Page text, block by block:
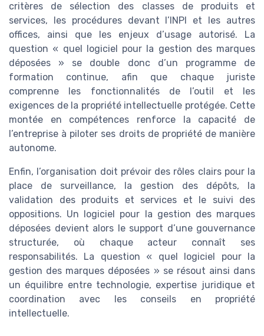
critères de sélection des classes de produits et
services, les procédures devant l’INPI et les autres
offices, ainsi que les enjeux d’usage autorisé. La
question « quel logiciel pour la gestion des marques
déposées » se double donc d’un programme de
formation continue, afin que chaque juriste
comprenne les fonctionnalités de l’outil et les
exigences de la propriété intellectuelle protégée. Cette
montée en compétences renforce la capacité de
l’entreprise à piloter ses droits de propriété de manière
autonome.
Enfin, l’organisation doit prévoir des rôles clairs pour la
place de surveillance, la gestion des dépôts, la
validation des produits et services et le suivi des
oppositions. Un logiciel pour la gestion des marques
déposées devient alors le support d’une gouvernance
structurée, où chaque acteur connaît ses
responsabilités. La question « quel logiciel pour la
gestion des marques déposées » se résout ainsi dans
un équilibre entre technologie, expertise juridique et
coordination avec les conseils en propriété
intellectuelle.